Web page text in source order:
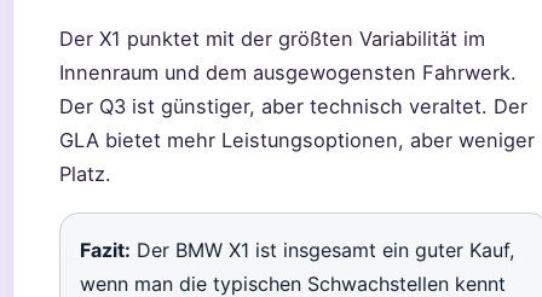
Der X1 punktet mit der größten Variabilität im
Innenraum und dem ausgewogensten Fahrwerk.
Der Q3 ist günstiger, aber technisch veraltet. Der
GLA bietet mehr Leistungsoptionen, aber weniger
Platz.
Fazit: Der BMW X1 ist insgesamt ein guter Kauf,
wenn man die typischen Schwachstellen kennt